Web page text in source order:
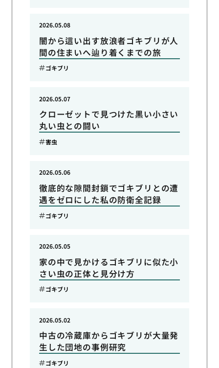
闇から這い出す放浪者ゴキブリが人
間の住まいへ辿り着くまでの旅
2026.05.08
ゴキブリ
クローゼットで見つけた黒い小さい
丸い虫との闘い
2026.05.07
害虫
徹底的な隙間封鎖でゴキブリとの遭
遇をゼロにした私の防衛全記録
2026.05.06
ゴキブリ
家の中で見かけるゴキブリに似た小
さい虫の正体と見分け方
2026.05.05
ゴキブリ
中古の冷蔵庫からゴキブリが大量発
生した団地の事例研究
2026.05.02
ゴキブリ